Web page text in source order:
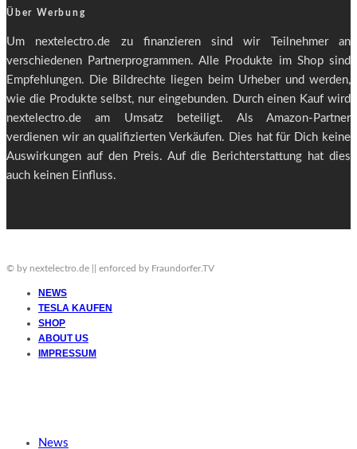
Über Werbung
Um nextelectro.de zu finanzieren sind wir Teilnehmer an
verschiedenen Partnerprogrammen. Alle Produkte im Shop sind
Empfehlungen. Die Bildrechte liegen beim Urheber und werden,
wie die Produkte selbst, nur eingebunden. Durch einen Kauf wird
nextelectro.de am Umsatz beteiligt. Als Amazon-Partner
verdienen wir an qualifizierten Verkäufen. Dies hat für Dich keine
Auswirkungen auf den Preis. Auf die Berichterstattung hat dies
auch keinen Einfluss.
© by nextelectro.de || enforced by Fraundorfer.TV
NEWS
TESLA KAUFEN
SHOP
ABOUT US
IMPRESSUM
News